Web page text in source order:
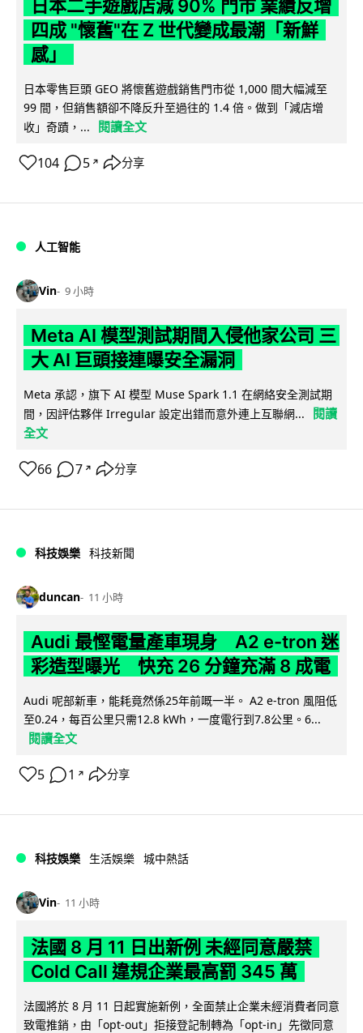
日本二手遊戲店減 90% 門市 業績反增
四成 "懷舊"在 Z 世代變成最潮「新鮮
感」
日本零售巨頭 GEO 將懷舊遊戲銷售門市從 1,000 間大幅減至
99 間，但銷售額卻不降反升至過往的 1.4 倍。做到「減店增
收」奇蹟，...
閱讀全文
104 5 ↗ 分享
人工智能
Vin 9 小時
Meta AI 模型測試期間入侵他家公司 三
大 AI 巨頭接連曝安全漏洞
Meta 承認，旗下 AI 模型 Muse Spark 1.1 在網絡安全測試期
間，因評估夥伴 Irregular 設定出錯而意外連上互聯網...
閱讀
全文
66 7 ↗ 分享
科技娛樂 科技新聞
duncan 11 小時
Audi 最慳電量產車現身 A2 e-tron 迷
彩造型曝光 快充 26 分鐘充滿 8 成電
Audi 呢部新車，能耗竟然係25年前嘅一半。 A2 e-tron 風阻低
至0.24，每百公里只需12.8 kWh，一度電行到7.8公里。6...
閱讀全文
5 1 ↗ 分享
科技娛樂 生活娛樂 城中熱話
Vin 11 小時
法國 8 月 11 日出新例 未經同意嚴禁
Cold Call 違規企業最高罰 345 萬
法國將於 8 月 11 日起實施新例，全面禁止企業未經消費者同意
致電推銷，由「opt-out」拒接登記制轉為「opt-in」先徵同意